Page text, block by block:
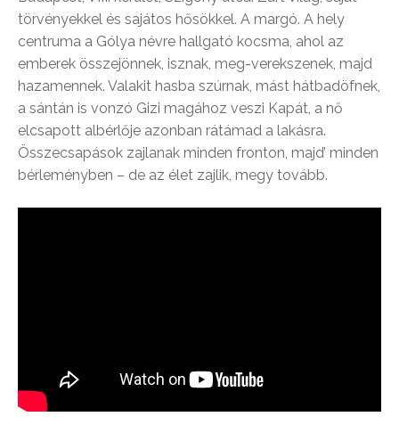
törvényekkel és sajátos hősökkel. A margó. A hely
centruma a Gólya névre hallgató kocsma, ahol az
emberek összejönnek, isznak, meg-verekszenek, majd
hazamennek. Valakit hasba szúrnak, mást hátbadöfnek,
a sántán is vonzó Gizi magához veszi Kapát, a nő
elcsapott albérlője azonban rátámad a lakásra.
Összecsapások zajlanak minden fronton, majd’ minden
bérleményben – de az élet zajlik, megy tovább.